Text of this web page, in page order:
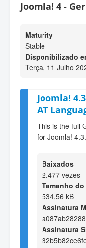
Joomla! 4 -
Maturity
Stable
Disponibilizado
Terça, 11 Julho
Joomla!
AT
This is the full
for Joomla!
Baixados
2.477 vezes
Tamanho
534,56 kB
Assinatura
Assinatura